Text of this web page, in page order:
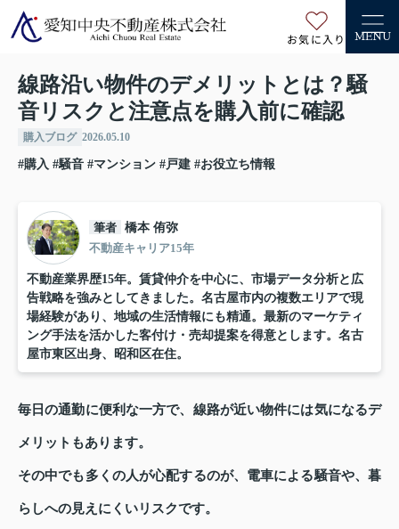
お気に入り MENU
線路沿い物件のデメリットとは？騒
音リスクと注意点を購入前に確認
購入ブログ 2026.05.10
#購入 #騒音 #マンション #戸建 #お役立ち情報
筆者 橋本 侑弥
不動産キャリア15年
不動産業界歴15年。賃貸仲介を中心に、市場データ分析と広
告戦略を強みとしてきました。名古屋市内の複数エリアで現
場経験があり、地域の生活情報にも精通。最新のマーケティ
ング手法を活かした客付け・売却提案を得意とします。名古
屋市東区出身、昭和区在住。
毎日の通勤に便利な一方で、線路が近い物件には気になるデ
メリットもあります。
その中でも多くの人が心配するのが、電車による騒音や、暮
らしへの見えにくいリスクです。